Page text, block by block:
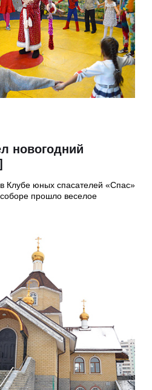
новогодний
Клубе юных спасателей «Спас»
прошло веселое